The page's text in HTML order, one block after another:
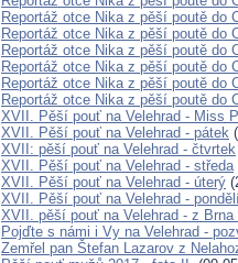
Reportáž otce Nika z pěší poutě do
Reportáž otce Nika z pěší poutě do
Reportáž otce Nika z pěší poutě do
Reportáž otce Nika z pěší poutě do
Reportáž otce Nika z pěší poutě do
Reportáž otce Nika z pěší poutě do
XVII. Pěší pouť na Velehrad - Miss
XVII. Pěší pouť na Velehrad - pátek
XVII: pěší pouť na Velehrad - čtvrtek
XVII. Pěší pouť na Velehrad - středa
XVII. Pěší pouť na Velehrad - úterý
XVII. Pěší pouť na Velehrad -
XVII. pěší pouť na Velehrad - z
Pojďte s námi i Vy na Velehrad -
Zemřel pan Štefan Lazarov z